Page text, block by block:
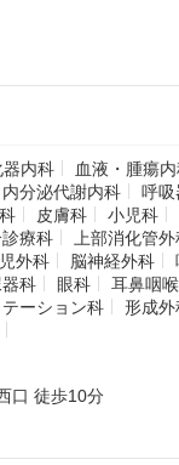
器内科
血液・腫瘍
内分泌代謝内科
呼吸
皮膚科
小児科
療科
上部消化管
外科 脳神経外科
科 眼科
耳鼻咽
テーション科
形成
口 徒歩10分